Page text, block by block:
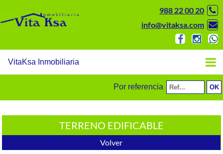
988 22 00 20
info@vitaksa.com
VitaKsa Inmobiliaria
Por referencia
TERRENO EDIFICABLE
Volver